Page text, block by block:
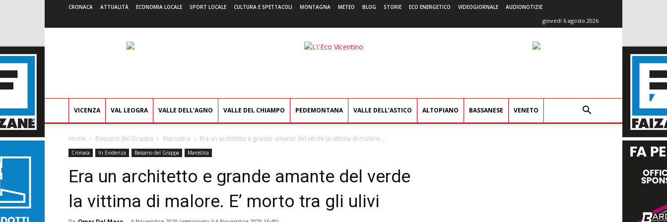
CRONACA ATTUALITÀ ECONOMIA LOCALE SPORT LOCALE CULTURA E SPETTACOLI MONTAGNA METEO BLOG STORIE ECO ENERGETICO VIDEOGIORNALE AUDIONOTIZIE
giovedì 6 agosto 2026
L'Eco
VICENZA VAL LEOGRA VALLE DELL’AGNO VALLE DEL CHIAMPO PEDEMONTANA VALLE DELL’ASTICO ALTOPIANO BASSANESE VENETO
Home Bassano del Grappa Marostica Era un architetto e grande amante del verde la vittima di malore....
Cronaca In Evidenza Bassano del Grappa Marostica
Era un architetto e grande amante del verde
la vittima di malore. E’ morto tra gli ulivi